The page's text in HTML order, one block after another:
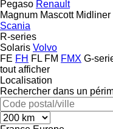
Pegaso Renault
Magnum Mascott Midliner
Scania
R-series
Solaris Volvo
FE FH FL FM FMX G-
tout afficher
Localisation
Rechercher dans un